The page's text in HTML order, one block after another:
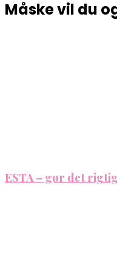
Måske vil du
ESTA – gør det